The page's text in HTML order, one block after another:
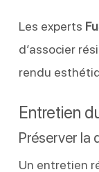
Les experts
d’associer
rendu
Entretien
Préserver la
Un entretien